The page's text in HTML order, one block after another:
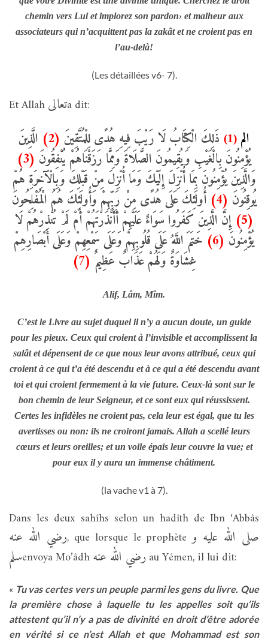
chemin vers Lui et implorez son pardon› et malheur aux
associateurs qui n’acquittent pas la zakât et ne croient pas en
l’au-delà!
(Les détaillées v6- 7).
Et Allahتعالىa dit:
الم (1) ذَلِكَ الْكِتَابُ لَا رَيْبَ فِيهِ هُدًى لِلْمُتَّقِينَ (2)
الَّذِينَ
يُؤْمِنُونَ بِالْغَيْبِ وَيُقِيمُونَ الصَّلَاةَ وَمِمَّا رَزَقْنَاهُمْ يُنْفِقُونَ (3)
وَالَّذِينَ يُؤْمِنُونَ بِمَا أُنْزِلَ إِلَيْكَ وَمَا أُنْزِلَ مِنْ قَبْلِكَ وَبِالْآَخِرَةِ هُمْ
يُوقِنُونَ (4)
أُولَئِكَ عَلَى هُدًى مِنْ رَبِّهِمْ وَأُولَئِكَ هُمُ الْمُفْلِحُونَ
(5)
إِنَّ الَّذِينَ كَفَرُوا سَوَاءٌ عَلَيْهِمْ أَأَنْذَرْتَهُمْ أَمْ لَمْ تُنْذِرْهُمْ لَا
يُؤْمِنُونَ (6)
خَتَمَ اللَّهُ عَلَى قُلُوبِهِمْ وَعَلَى سَمْعِهِمْ وَعَلَى أَبْصَارِهِمْ
غِشَاوَةٌ وَلَهُمْ عَذَابٌ عَظِيمٌ (7)
Alif, Lâm, Mîm.
C’est le Livre au sujet duquel il n’y a aucun doute, un guide
pour les pieux. Ceux qui croient à l’invisible et accomplissent la
salât et dépensent de ce que nous leur avons attribué, ceux qui
croient à ce qui t’a été descendu et à ce qui a été descendu avant
toi et qui croient fermement à la vie future. Ceux-là sont sur le
bon chemin de leur Seigneur, et ce sont eux qui réussissent.
Certes les infidèles ne croient pas, cela leur est égal, que tu les
avertisses ou non: ils ne croiront jamais. Allah a scellé leurs
cœurs et leurs oreilles; et un voile épais leur couvre la vue; et
pour eux il y aura un immense châtiment.
(la vache v1 à 7).
Dans les deux sahîhs selon un hadîth de Ibn ‘Abbâs
رضي الله عنه, que lorsque le prophèteصلى الله عليه و
سلمenvoya Mo’âdhرضي الله عنه au Yémen, il lui dit:
« Tu vas certes vers un peuple parmi les gens du livre. Que
la première chose à laquelle tu les appelles soit qu’ils
attestent qu’il n’y a pas de divinité en droit d’être adorée
en vérité si ce n’est Allah et que Mohammad est son